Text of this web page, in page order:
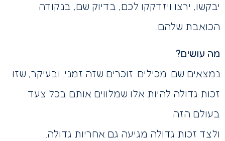
יבקשו, ירצו ויזדקקו לכם, בדיוק שם, בנקודה
הכואבת שלהם.
מה עושים?
נמצאים שם. מכילים. זוכרים שזה זמני. ובעיקר, שזו
זכות גדולה להיות אלו שמלווים אותם בכל צעד
בעולם הזה.
ולצד זכות גדולה מגיעה גם אחריות גדולה.